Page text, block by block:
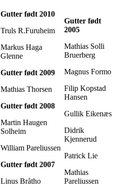
Gutter født 2010
Truls R.Furuheim
Markus Haga
Glenne
Gutter født 2009
Mathias Thorsen
Gutter født 2008
Martin Haugen
Solheim
William Pareliussen
Gutter født 2007
Linus Bråtho
Gutter født
2005
Mathias Solli
Bruerberg
Magnus Formo
Filip Kopstad
Hansen
Gullik Eikenæs
Didrik
Kjennerud
Patrick Lie
Mathias
Pareliussen